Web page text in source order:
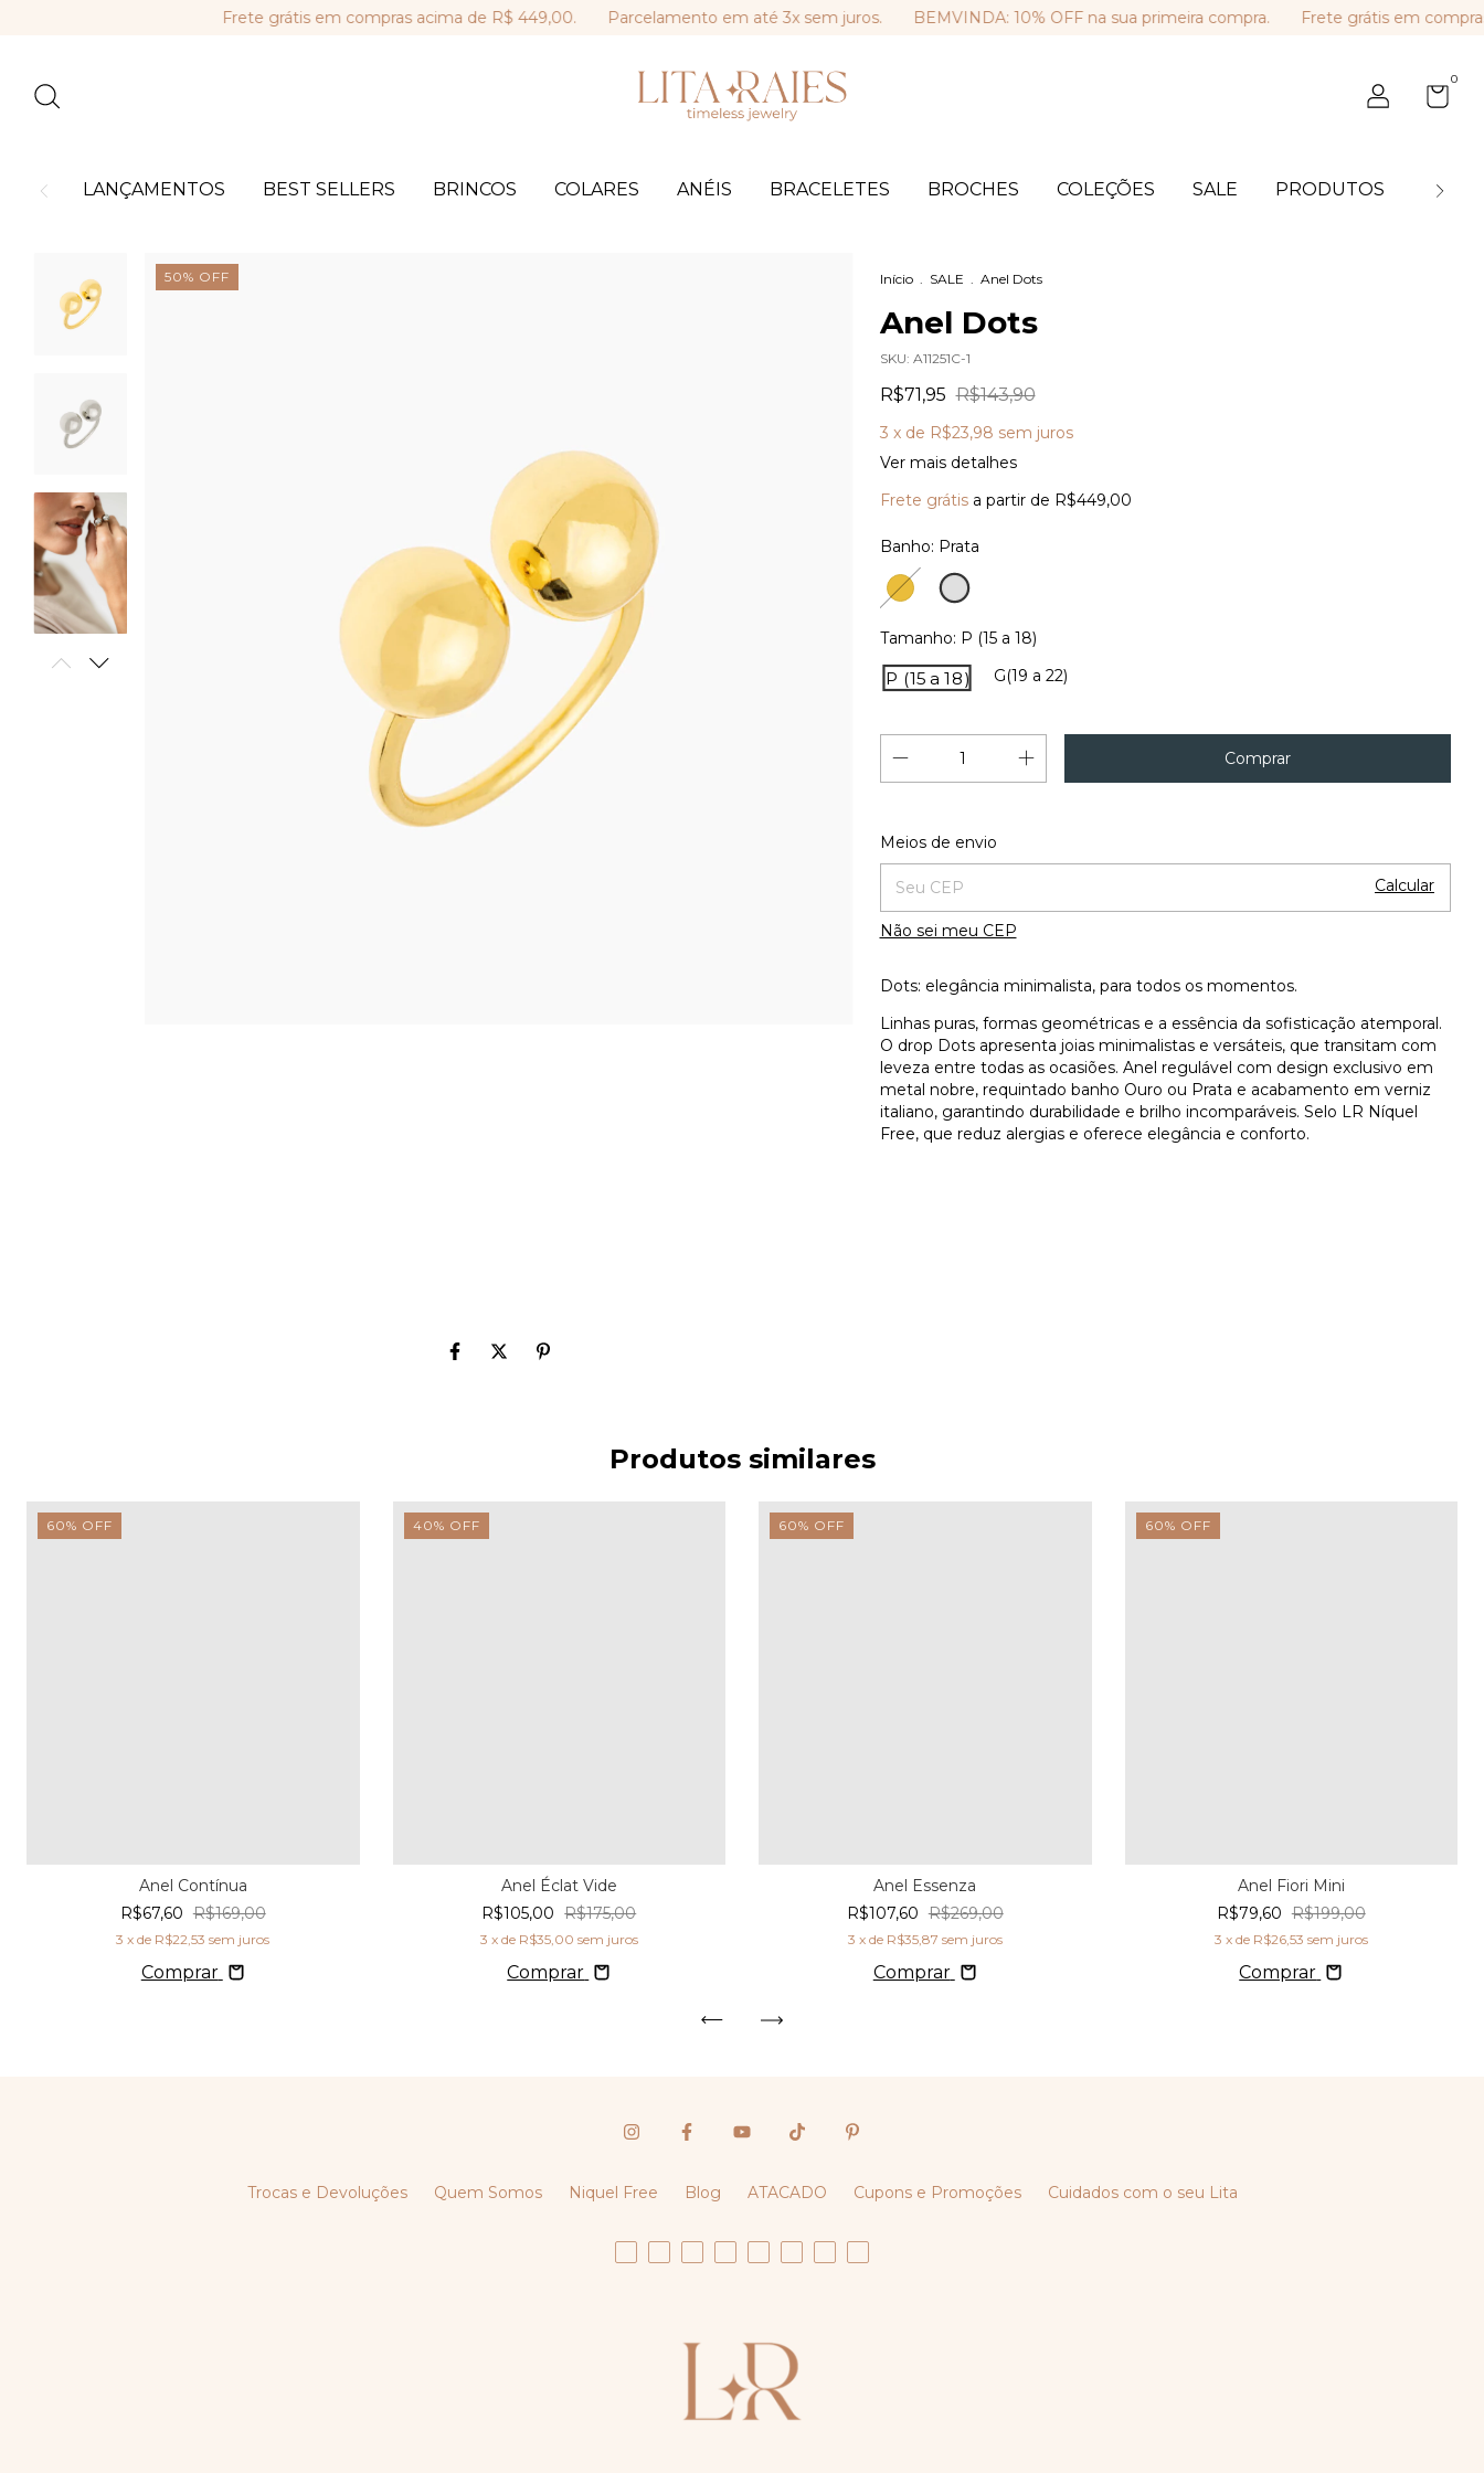
Frete grátis em compras acima de R$ 449,00. Parcelamento em até 3x sem juros. BEMVINDA: 10% OFF na sua primeira compra. Frete grátis em compras
0
LANÇAMENTOS BEST SELLERS BRINCOS COLARES ANÉIS BRACELETES BROCHES COLEÇÕES SALE PRODUTOS BLOG
50% OFF Início . SALE . Anel Dots
Anel Dots
SKU: A11251C-1
R$71,95 R$143,90
3 x de R$23,98 sem juros
Ver mais detalhes
Frete grátis a partir de R$449,00
Banho: Prata
Ouro
18K
Prata
Tamanho: P (15 a 18)
P (15 a 18) G(19 a 22)
Entregas para o CEP:
Meios de envio
Calcular
Não sei meu CEP
Dots: elegância minimalista, para todos os momentos.
Linhas puras, formas geométricas e a essência da sofisticação atemporal.
O drop Dots apresenta joias minimalistas e versáteis, que transitam com
leveza entre todas as ocasiões. Anel regulável com design exclusivo em
metal nobre, requintado banho Ouro ou Prata e acabamento em verniz
italiano, garantindo durabilidade e brilho incomparáveis. Selo LR Níquel
Free, que reduz alergias e oferece elegância e conforto.
Produtos similares
60% OFF
Anel Contínua
R$67,60 R$169,00
3 x de R$22,53 sem juros
Comprar
40% OFF
Anel Éclat Vide
R$105,00 R$175,00
3 x de R$35,00 sem juros
Comprar
60% OFF
Anel Essenza
R$107,60 R$269,00
3 x de R$35,87 sem juros
Comprar
60% OFF
Anel Fiori Mini
R$79,60 R$199,00
3 x de R$26,53 sem juros
Comprar
Trocas e Devoluções Quem Somos Niquel Free Blog ATACADO Cupons e Promoções Cuidados com o seu Lita